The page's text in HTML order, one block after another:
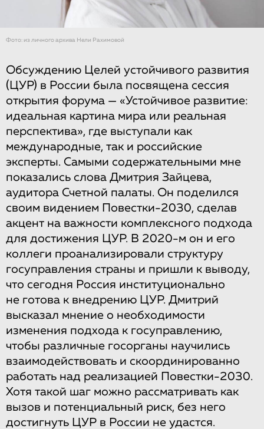
Фото: из личного архива Нели Рахимовой
Обсуждению Целей устойчивого развития
(ЦУР) в России была посвящена сессия
открытия форума — «Устойчивое развитие:
идеальная картина мира или реальная
перспектива», где выступали как
международные, так и российские
эксперты. Самыми содержательными мне
показались слова Дмитрия Зайцева,
аудитора Счетной палаты. Он поделился
своим видением Повестки-2030, сделав
акцент на важности комплексного подхода
для достижения ЦУР. В 2020-м он и его
коллеги проанализировали структуру
госуправления страны и пришли к выводу,
что сегодня Россия институционально
не готова к внедрению ЦУР. Дмитрий
высказал мнение о необходимости
изменения подхода к госуправлению,
чтобы различные госорганы научились
взаимодействовать и скоординированно
работать над реализацией Повестки-2030.
Хотя такой шаг можно рассматривать как
вызов и потенциальный риск, без него
достигнуть ЦУР в России не удастся.